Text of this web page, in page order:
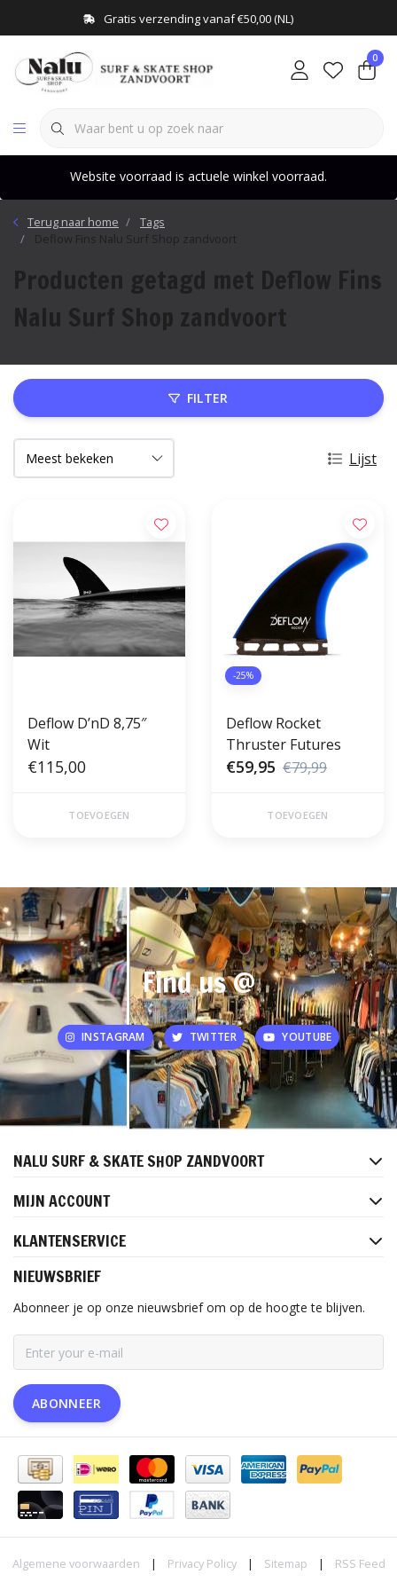
Gratis verzending vanaf €50,00 (NL)
0
Website voorraad is actuele winkel voorraad.
Terug naar home
Tags
Deflow Fins Nalu Surf Shop zandvoort
Producten getagd met Deflow Fins
Nalu Surf Shop zandvoort
FILTER
Lijst
Deflow D’nD 8,75″
Wit
€115,00
TOEVOEGEN
-25%
Deflow Rocket
Thruster Futures
€59,95 €79,99
TOEVOEGEN
Find us @
INSTAGRAM TWITTER YOUTUBE
NALU SURF & SKATE SHOP ZANDVOORT
MIJN ACCOUNT
KLANTENSERVICE
NIEUWSBRIEF
Abonneer je op onze nieuwsbrief om op de hoogte te blijven.
ABONNEER
Algemene voorwaarden | Privacy Policy | Sitemap | RSS Feed